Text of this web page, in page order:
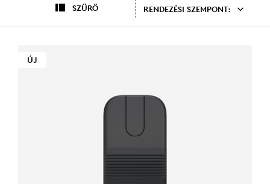
SZŰRŐ RENDEZÉSI SZEMPONT:
ÚJ